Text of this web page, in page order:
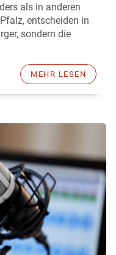
als in anderen
entscheiden in
sondern die
MEHR LESEN